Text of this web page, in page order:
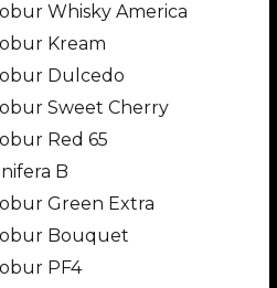
Whisky America
Kream
Dulcedo
Sweet Cherry
Red 65
B
Green Extra
Bouquet
PF4